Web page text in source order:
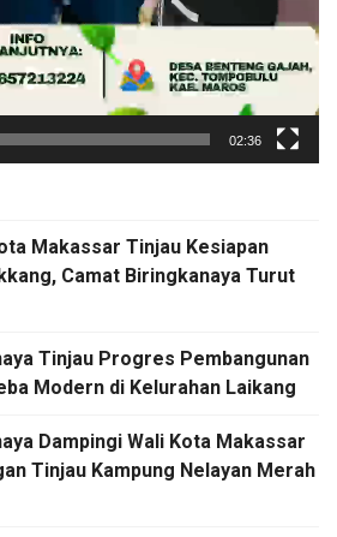
02:36
Makassar Tinjau Kesiapan
Camat Biringkanaya Turut
Tinjau Progres Pembangunan
Modern di Kelurahan Laikang
Dampingi Wali Kota Makassar
Tinjau Kampung Nelayan Merah